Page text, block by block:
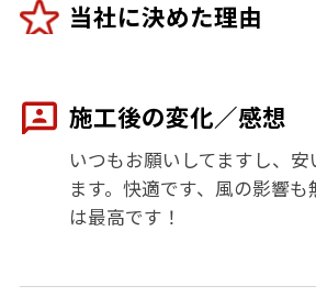
当社に決めた理由
施工後の変化／感想
いつもお願いしてますし、
ます。快適です、風の影響
は最高です！